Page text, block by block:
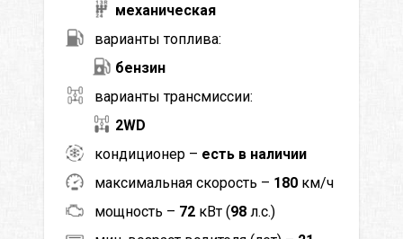
механическая
варианты топлива:
бензин
варианты трансмиссии:
2WD
кондиционер – есть в наличии
максимальная скорость – 180 км/ч
мощность – 72 кВт (98 л.с.)